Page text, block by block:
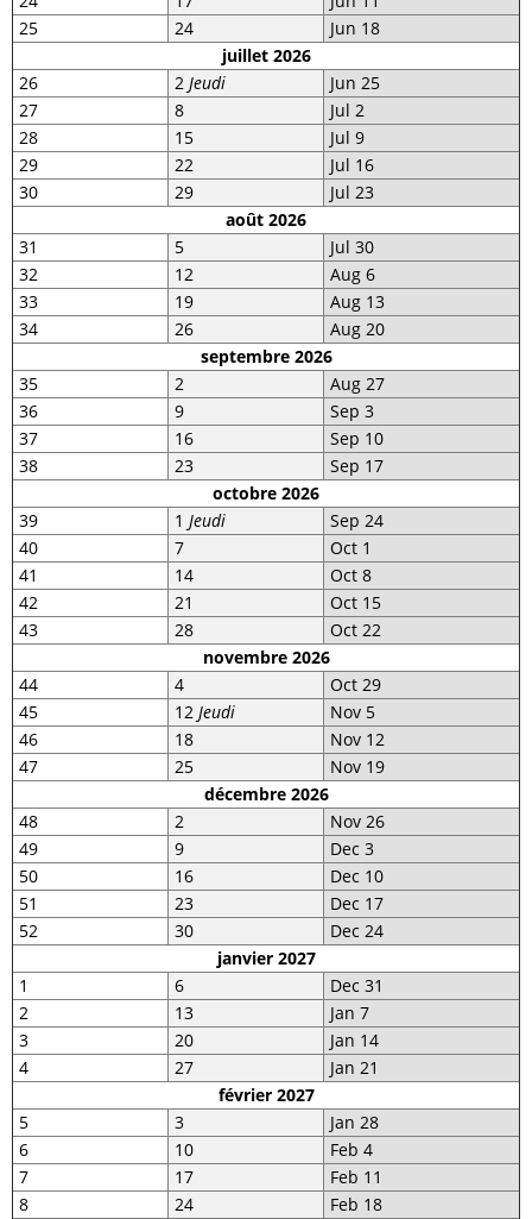
25
24
Jun 18
juillet 2026
26
2 Jeudi
Jun 25
27
8
Jul 2
28
15
Jul 9
29
22
Jul 16
30
29
Jul 23
août 2026
31
5
Jul 30
32
12
Aug 6
33
19
Aug 13
34
26
Aug 20
septembre 2026
35
2
Aug 27
36
9
Sep 3
37
16
Sep 10
38
23
Sep 17
octobre 2026
39
1 Jeudi
Sep 24
40
7
Oct 1
41
14
Oct 8
42
21
Oct 15
43
28
Oct 22
novembre 2026
44
4
Oct 29
45
12 Jeudi
Nov 5
46
18
Nov 12
47
25
Nov 19
décembre 2026
48
2
Nov 26
49
9
Dec 3
50
16
Dec 10
51
23
Dec 17
52
30
Dec 24
janvier 2027
1
6
Dec 31
2
13
Jan 7
3
20
Jan 14
4
27
Jan 21
février 2027
5
3
Jan 28
6
10
Feb 4
7
17
Feb 11
8
24 Feb 18